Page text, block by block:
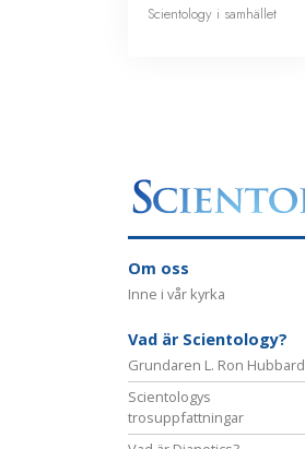
Scientology i samhället
Om oss
Inne i vår kyrka
Vad är Scientology?
Grundaren L. Ron Hubbard
Scientologys
trosuppfattningar